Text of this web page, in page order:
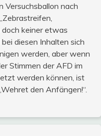
Versuchsballon nach
doch keiner etwas
diesen Inhalten sich
werden, aber wenn
Stimmen der AFD im
werden können, ist
den Anfängen!“.